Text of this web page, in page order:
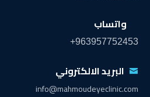
واتساب
+963957752453
البريد الالكتروني
info@mahmoudeyeclinic.com